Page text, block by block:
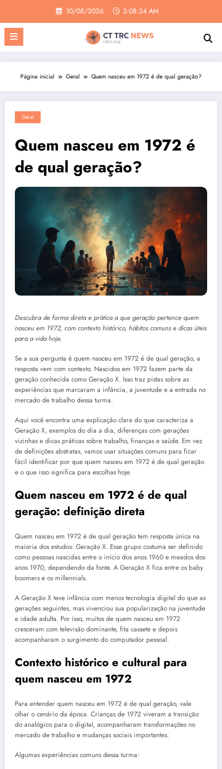
o
conteúdo
10/08/2026 3:08:35 AM
Página inicial Geral Quem nasceu em 1972 é de qual geração?
Geral
Quem nasceu em 1972 é
de qual geração?
Descubra de forma direta e prática a que geração pertence quem
nasceu em 1972, com contexto histórico, hábitos comuns e dicas úteis
para a vida hoje.
Se a sua pergunta é quem nasceu em 1972 é de qual geração, a
resposta vem com contexto. Nascidos em 1972 fazem parte da
geração conhecida como Geração X. Isso traz pistas sobre as
experiências que marcaram a infância, a juventude e a entrada no
mercado de trabalho dessa turma.
Aqui você encontra uma explicação clara do que caracteriza a
Geração X, exemplos do dia a dia, diferenças com gerações
vizinhas e dicas práticas sobre trabalho, finanças e saúde. Em vez
de definições abstratas, vamos usar situações comuns para ficar
fácil identificar por que quem nasceu em 1972 é de qual geração
e o que isso significa para escolhas hoje.
Quem nasceu em 1972 é de qual
geração: definição direta
Quem nasceu em 1972 é de qual geração tem resposta única na
maioria dos estudos: Geração X. Esse grupo costuma ser definido
como pessoas nascidas entre o início dos anos 1960 e meados dos
anos 1970, dependendo da fonte. A Geração X fica entre os baby
boomers e os millennials.
A Geração X teve infância com menos tecnologia digital do que as
gerações seguintes, mas vivenciou sua popularização na juventude
e idade adulta. Por isso, muitos de quem nasceu em 1972
cresceram com televisão dominante, fita cassete e depois
acompanharam o surgimento do computador pessoal.
Contexto histórico e cultural para
quem nasceu em 1972
Para entender quem nasceu em 1972 é de qual geração, vale
olhar o cenário da época. Crianças de 1972 viveram a transição
do analógico para o digital, acompanharam transformações no
mercado de trabalho e mudanças sociais importantes.
Algumas experiências comuns dessa turma: